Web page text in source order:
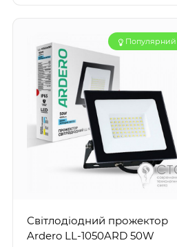
Популярний
Світлодіодний прожектор
Ardero LL-1050ARD 50W